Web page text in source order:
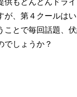
、第４クールは
ことで毎回話題、
でしょうか？